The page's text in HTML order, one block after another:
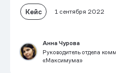
Кейс 1 сентября 2022
Анна Чурова
Руководитель отдела
«Максимума»